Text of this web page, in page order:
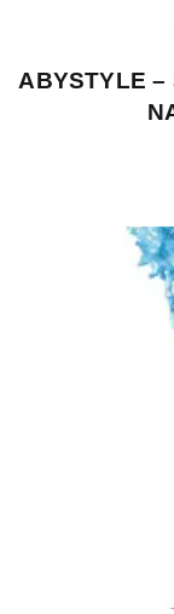
ABYSTYLE –